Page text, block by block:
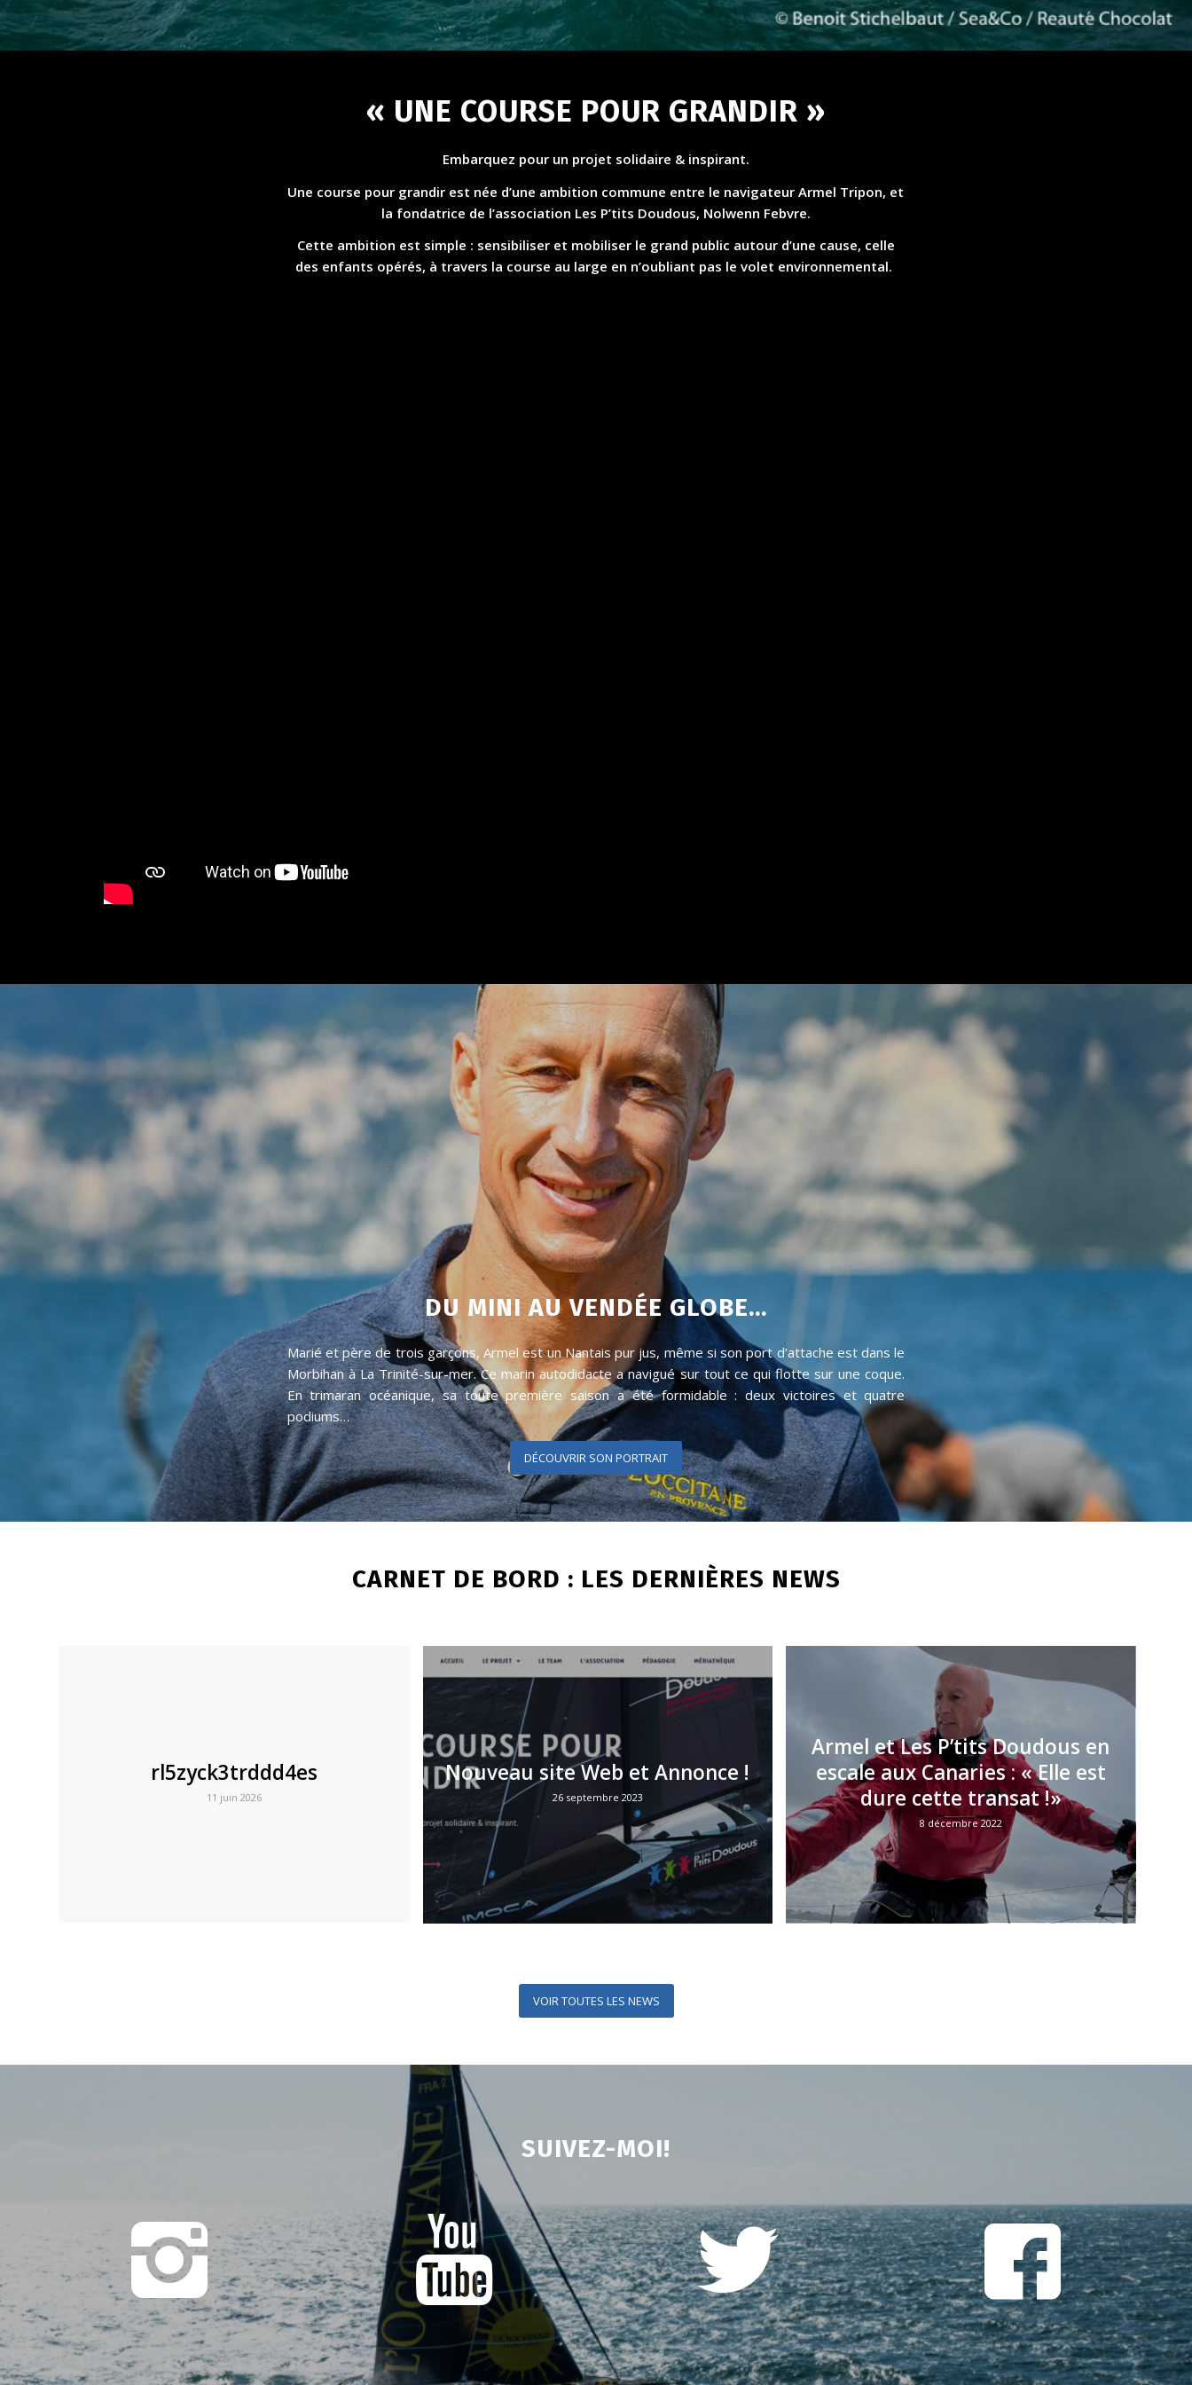
Une course pour grandir est née d’une ambition commune entre le navigateur Armel Tripon, et
la fondatrice de l’association Les P’tits Doudous, Nolwenn Febvre.
des enfants opérés, à travers la course au large en n’oubliant pas le volet environnemental.
DU MINI AU VENDÉE GLOBE…
Marié et père de trois garçons, Armel est un Nantais pur jus, même si son port d’attache est dans le
Morbihan à La Trinité-sur-mer. Ce marin autodidacte a navigué sur tout ce qui flotte sur une coque.
En trimaran océanique, sa toute première saison a été formidable : deux victoires et quatre
podiums…
DÉCOUVRIR SON PORTRAIT
CARNET DE BORD : LES DERNIÈRES NEWS
Armel et Les P’tits Doudous en
8 décembre 2022
VOIR TOUTES LES NEWS
SUIVEZ-MOI!
RECEVOIR LA NEWSLETTER CONTACT
Armel Tripon
Nous envoyer un message
CATÉGORIES
Non classé